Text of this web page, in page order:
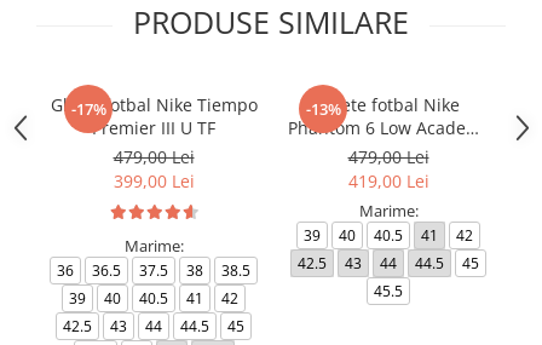
PRODUSE SIMILARE
-17%
Ghete fotbal Nike Tiempo
Premier III U TF
479,00 Lei
399,00 Lei
Marime:
36 36.5 37.5 38
38.5
39
40 40.5 41
42
42.5
43 44 44.5
45
-13%
Ghete fotbal Nike
Phantom 6 Low Academy
TF NU3
479,00 Lei
419,00 Lei
Marime:
39 40 40.5 41
42
42.5
43 44 44.5
45
45.5